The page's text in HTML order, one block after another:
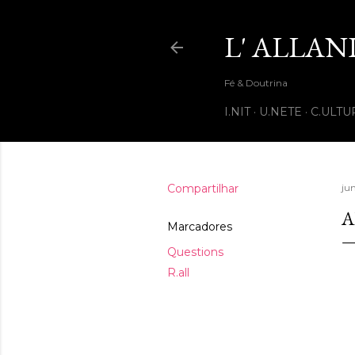
L'
Fé & Doutrina
I.NIT U.NETE
Compartilhar
Marcadores
Questions
R.all